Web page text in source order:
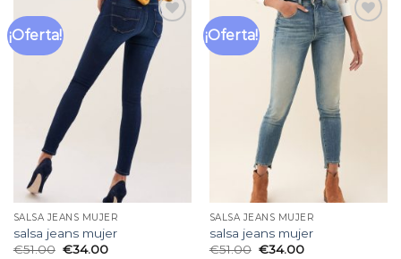
¡Oferta!
Añadir
a la
SALSA JEANS MUJER
salsa jeans mujer
€51.00 €34.00
¡Oferta!
Añadir
a la
lista
de
SALSA JEANS MUJER
salsa jeans mujer
€51.00 €34.00